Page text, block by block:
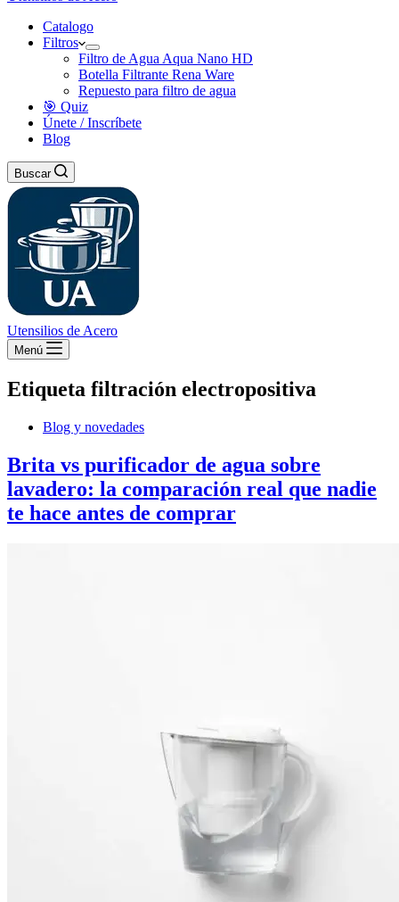
Catalogo
Filtros
Filtro de Agua Aqua Nano HD
Botella Filtrante Rena Ware
Repuesto para filtro de agua
🎯 Quiz
Únete / Inscríbete
Blog
Buscar
Utensilios de Acero
Menú
Etiqueta filtración electropositiva
Blog y novedades
Brita vs purificador de agua sobre
lavadero: la comparación real que nadie
te hace antes de comprar